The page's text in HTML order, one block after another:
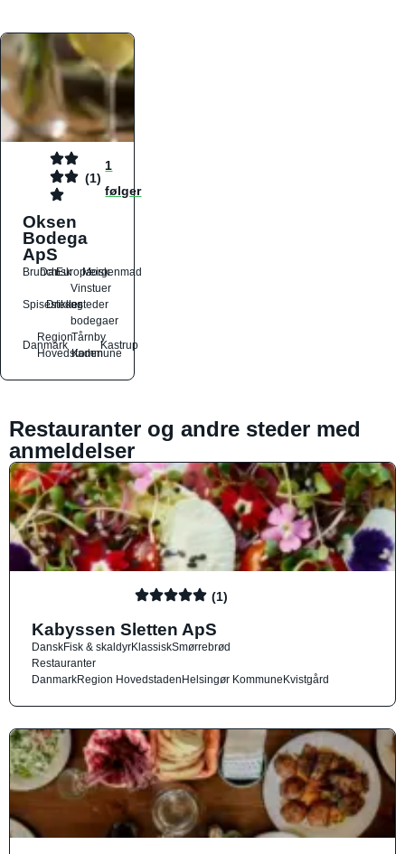
(1)
1
følger
Oksen
Bodega
ApS
Brunch
DanskEuropæiskMorgenmad
Spisesteder
Drikkesteder
Vinstuer
og
bodegaer
Danmark
Region
Hovedstaden
Tårnby
Kommune
Kastrup
Restauranter og andre steder med
anmeldelser
(1)
Kabyssen Sletten ApS
DanskFisk & skaldyrKlassiskSmørrebrød
Restauranter
DanmarkRegion HovedstadenHelsingør KommuneKvistgård